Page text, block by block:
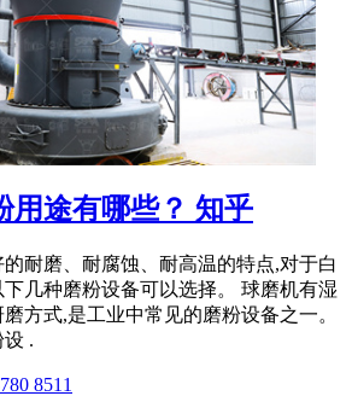
用途有哪些？ 知乎
耐磨、耐腐蚀、耐高温的特点,对于白
几种磨粉设备可以选择。 球磨机有湿
方式,是工业中常见的磨粉设备之一。
.
8511